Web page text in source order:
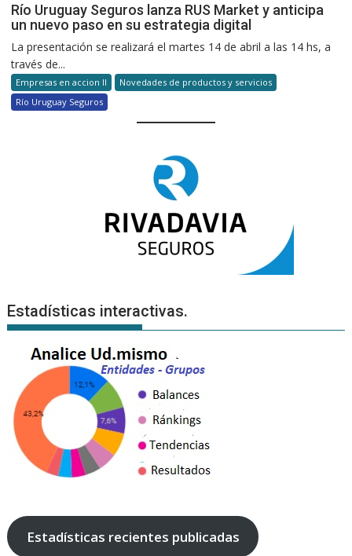
Río Uruguay Seguros lanza RUS Market y anticipa
un nuevo paso en su estrategia digital
La presentación se realizará el martes 14 de abril a las 14 hs, a
través de...
Empresas en accion II
Novedades de productos y servicios
Río Uruguay Seguros
Estadísticas interactivas.
Estadísticas recientes publicadas